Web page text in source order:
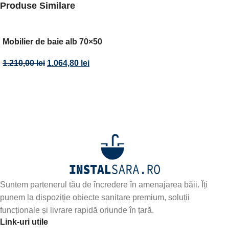
Produse Similare
Mobilier de baie alb 70×50
1.210,00lei 1.064,80 lei
Suntem partenerul tău de încredere în amenajarea băii. Îți
punem la dispoziție obiecte sanitare premium, soluții
funcționale și livrare rapidă oriunde în țară.
Link-uri utile